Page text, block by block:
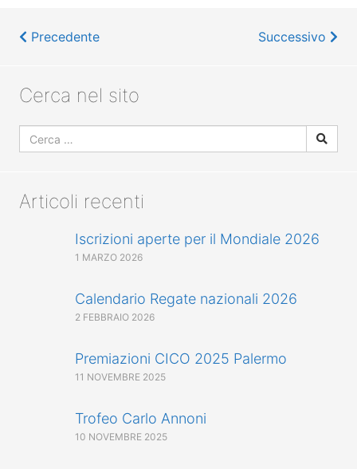
Precedente Successivo
Cerca nel sito
Articoli recenti
Iscrizioni aperte per il Mondiale 2026
1 MARZO 2026
Calendario Regate nazionali 2026
2 FEBBRAIO 2026
Premiazioni CICO 2025 Palermo
11 NOVEMBRE 2025
Trofeo Carlo Annoni
10 NOVEMBRE 2025